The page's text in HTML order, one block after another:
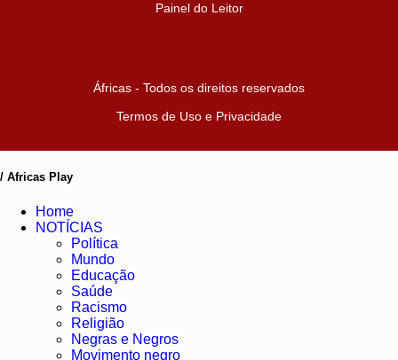
Painel do Leitor
Áfricas - Todos os direitos reservados
Termos de Uso e Privacidade
/ Africas Play
Home
NOTÍCIAS
Política
Mundo
Educação
Saúde
Racismo
Religião
Negras e Negros
Movimento negro